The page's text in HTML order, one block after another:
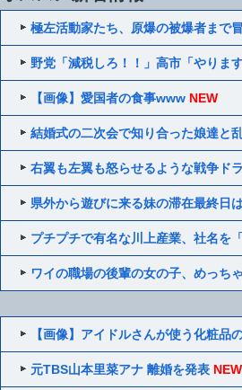
極左活動家たち、原爆の被爆者まで
野党「減税しろ！！」高市「やりま
【画像】愛国者の食事www NEW
結婚式の二次会で知り合った娘達と
右翼も左翼も怒らせるような戦争ド
県外から遊びに来る妹の滞在最終日
プチプチで有名な川上産業、社名を
ワイの職場の後輩の女の子、めっち
【画像】アイドルさんが使う化粧品
元TBS山本里菜アナ 離婚を発表 NEW